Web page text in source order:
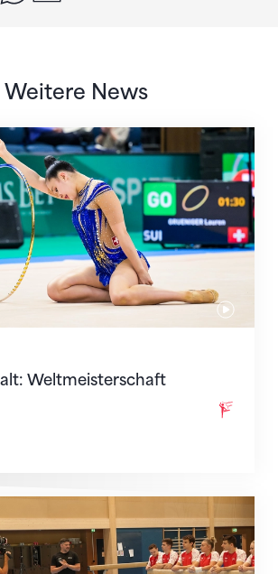
Weitere News
Weltmeisterschaft
Weltmeisterschaft
nach Zagreb